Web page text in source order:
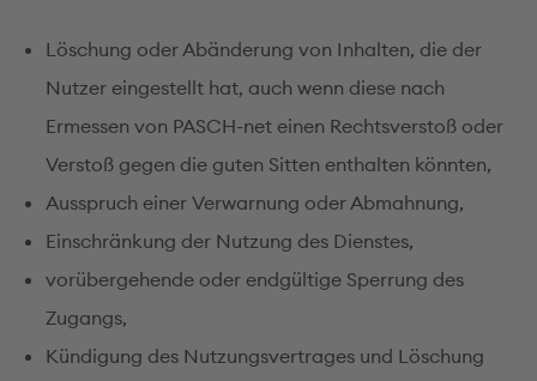
Löschung oder Abänderung von Inhalten, die der
Nutzer eingestellt hat, auch wenn diese nach
Ermessen von PASCH-net einen Rechtsverstoß oder
Verstoß gegen die guten Sitten enthalten könnten,
Ausspruch einer Verwarnung oder Abmahnung,
Einschränkung der Nutzung des Dienstes,
vorübergehende oder endgültige Sperrung des
Zugangs,
Kündigung des Nutzungsvertrages und Löschung